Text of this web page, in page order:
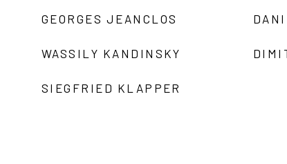
GEORGES JEANCLOS
WASSILY KANDINSKY
SIEGFRIED KLAPPER